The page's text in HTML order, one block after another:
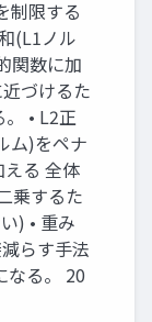
制限する
(L1ノル
関数に加
づけるた
• L2正
ム)をペナ
る 全体
乗するた
) • 重み
らす手法
なる。 20